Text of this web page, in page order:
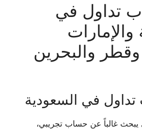
تداول في
والإمارات
والبحرين
في السعودية
يبحث غالباً عن حساب تجريبي،